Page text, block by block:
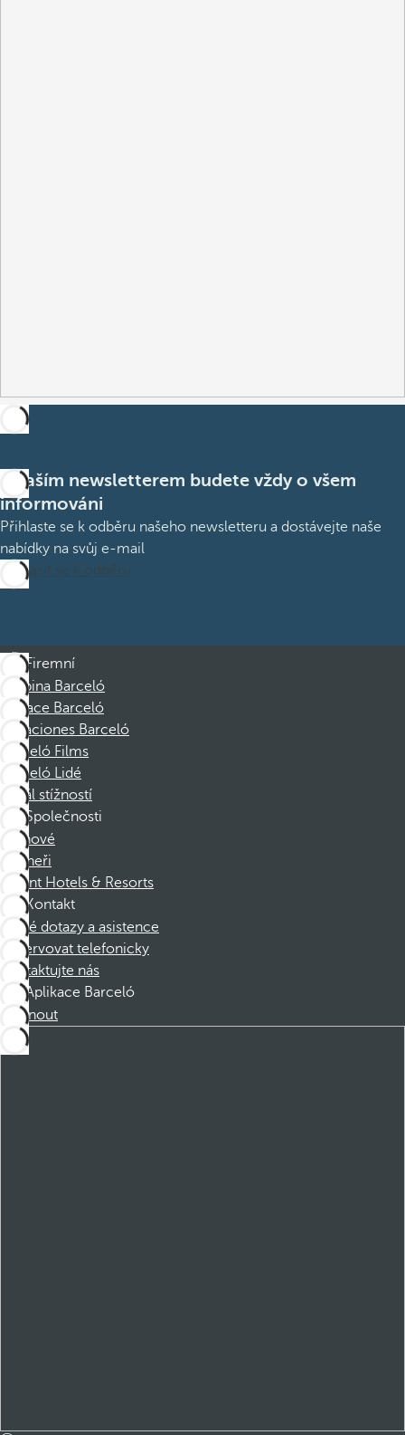
S naším newsletterem budete vždy o všem
informováni
Přihlaste se k odběru našeho newsletteru a dostávejte naše
nabídky na svůj e-mail
Přihlásit se k odběru
Firemní
Skupina Barceló
Nadace Barceló
Vacaciones Barceló
Barceló Films
Barceló Lidé
Kanál stížností
Společnosti
Členové
Partneři
Dorint Hotels & Resorts
Kontakt
Časté dotazy a asistence
Rezervovat telefonicky
Kontaktujte nás
Aplikace Barceló
Stáhnout